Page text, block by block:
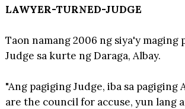
LAWYER-TURNED-JUDGE
Taon namang 2006 ng siya'y
Judge sa kurte ng Daraga, Albay.
"Ang pagiging Judge, iba sa pagiging
are the council for accuse, yun lang